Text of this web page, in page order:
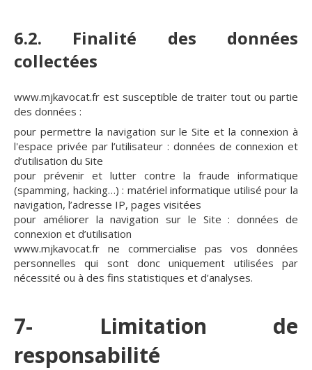
6.2. Finalité des données
collectées
www.mjkavocat.fr est susceptible de traiter tout ou partie
des données :
pour permettre la navigation sur le Site et la connexion à
l'espace privée par l’utilisateur : données de connexion et
d’utilisation du Site
pour prévenir et lutter contre la fraude informatique
(spamming, hacking…) : matériel informatique utilisé pour la
navigation, l’adresse IP, pages visitées
pour améliorer la navigation sur le Site : données de
connexion et d’utilisation
www.mjkavocat.fr ne commercialise pas vos données
personnelles qui sont donc uniquement utilisées par
nécessité ou à des fins statistiques et d’analyses.
7- Limitation de
responsabilité